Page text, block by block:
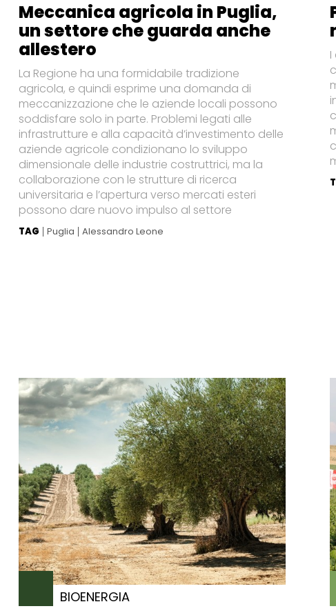
Meccanica agricola in Puglia,
un settore che guarda anche
allestero
La Regione ha una formidabile tradizione
agricola, e quindi esprime una domanda di
meccanizzazione che le aziende locali possono
soddisfare solo in parte. Problemi legati alle
infrastrutture e alla capacità d’investimento delle
aziende agricole condizionano lo sviluppo
dimensionale delle industrie costruttrici, ma la
collaborazione con le strutture di ricerca
universitaria e l’apertura verso mercati esteri
possono dare nuovo impulso al settore
TAG Puglia Alessandro Leone
BIOENERGIA